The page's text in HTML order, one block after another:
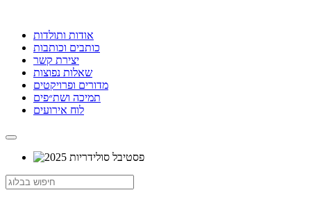
אודות ותולדות
כותבים וכותבות
יצירת קשר
שאלות נפוצות
מדורים ופרויקטים
תמיכה ושת״פים
לוח אירועים